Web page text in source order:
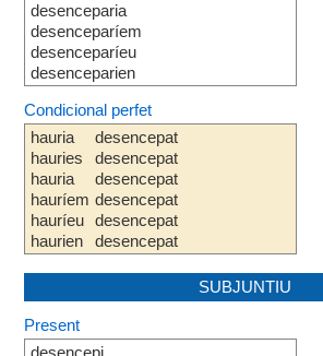
desenceparia
desenceparíem
desenceparíeu
desenceparien
Condicional perfet
hauria
hauries
hauria
hauríem
hauríeu
haurien
desencepat
desencepat
desencepat
desencepat
desencepat
desencepat
SUBJUNTIU
Present
desencepi